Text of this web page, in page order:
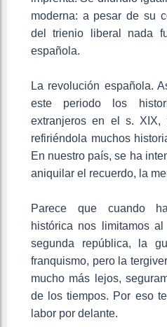
moderna: a pesar de su
del trienio liberal nada
española.
La revolución española.
este periodo los
extranjeros en el s.
refiriéndola muchos
En nuestro país, se ha
aniquilar el recuerdo, la
Parece que cuando
histórica nos limitamos
segunda república, la
franquismo, pero la
mucho más lejos,
de los tiempos. Por eso
labor por delante.